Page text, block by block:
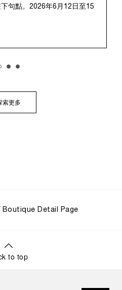
句點。2026年6月12日至15
年歷史的標誌性場地提供了
合、相得益彰。
年代初期作為義大利海軍指
用的Luminor系列，並完整呈
索更多
Boutique Detail Page
to top